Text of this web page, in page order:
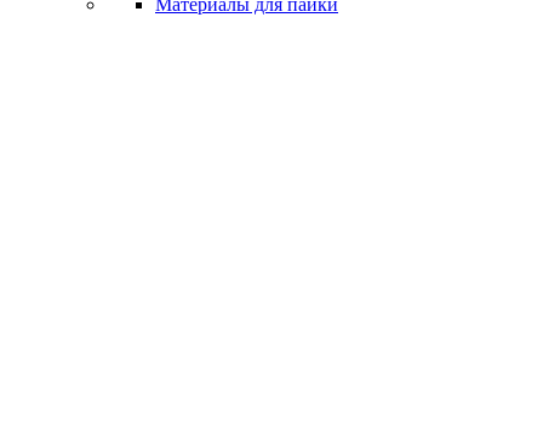
Материалы для пайки